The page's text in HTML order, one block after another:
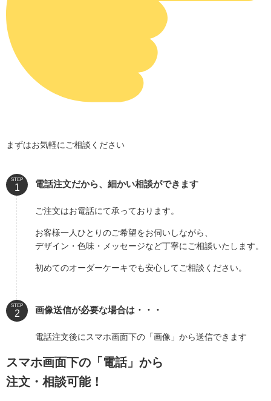
まずはお気軽にご相談ください
STEP 電話注文だから、細かい相談ができます
ご注文はお電話にて承っております。
お客様一人ひとりのご希望をお伺いしながら、
デザイン・色味・メッセージなど丁寧にご相談いたします。
初めてのオーダーケーキでも安心してご相談ください。
STEP 画像送信が必要な場合は・・・
電話注文後にスマホ画面下の「画像」から送信できます
スマホ画面下の「電話」から
注文・相談可能！